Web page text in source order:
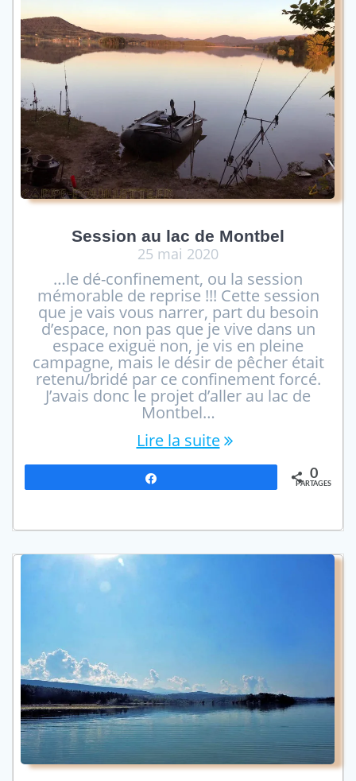
Session au lac de Montbel
25 mai 2020
…le dé-confinement, ou la session
mémorable de reprise !!! Cette session
que je vais vous narrer, part du besoin
d’espace, non pas que je vive dans un
espace exiguë non, je vis en pleine
campagne, mais le désir de pêcher était
retenu/bridé par ce confinement forcé.
J’avais donc le projet d’aller au lac de
Montbel…
Lire la suite
0
PARTAGES